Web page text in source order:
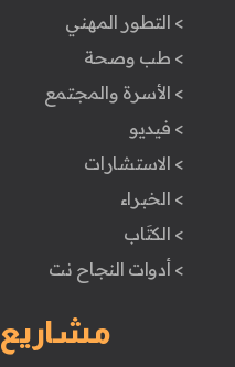
> التطور المهني
> طب وصحة
> الأسرة والمجتمع
> فيديو
> الاستشارات
> الخبراء
> الكتَاب
> أدوات النجاح نت
مشاريع